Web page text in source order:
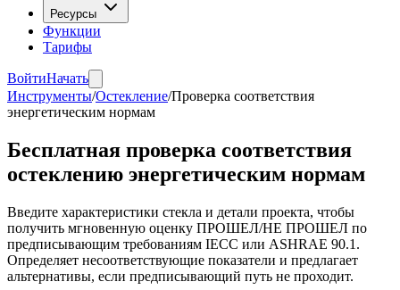
Ресурсы
Функции
Тарифы
ВойтиНачать
Инструменты/Остекление/Проверка соответствия
энергетическим нормам
Бесплатная проверка соответствия
остеклению энергетическим нормам
Введите характеристики стекла и детали проекта, чтобы
получить мгновенную оценку ПРОШЕЛ/НЕ ПРОШЕЛ по
предписывающим требованиям IECC или ASHRAE 90.1.
Определяет несоответствующие показатели и предлагает
альтернативы, если предписывающий путь не проходит.